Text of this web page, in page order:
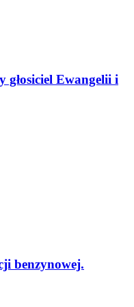
Ewangelii i
benzynowej.